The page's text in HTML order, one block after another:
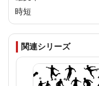
時短
関連シリーズ